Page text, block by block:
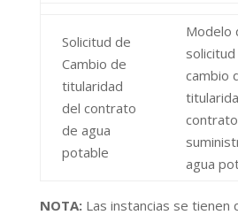
Solicitud de
Cambio de
titularidad
del contrato
de agua
potable
Modelo
cambio
agua
NOTA:Las instancias se tienen